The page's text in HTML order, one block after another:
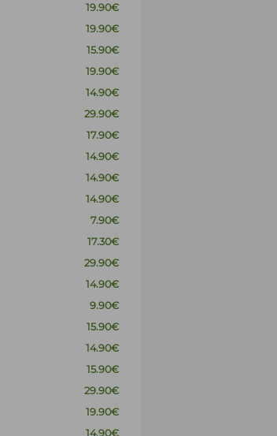
19.90€
19.90€
15.90€
19.90€
14.90€
29.90€
17.90€
14.90€
14.90€
14.90€
7.90€
17.30€
29.90€
14.90€
9.90€
15.90€
14.90€
15.90€
29.90€
19.90€
14.90€